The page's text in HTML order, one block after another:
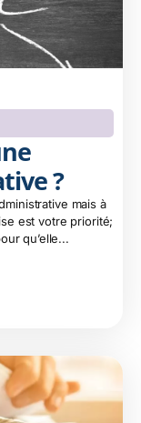
?
mais à
est votre priorité;
qu’elle...